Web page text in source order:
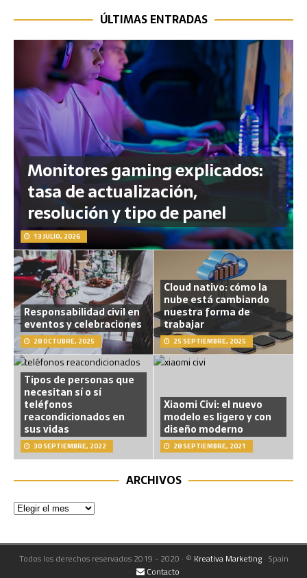
ÚLTIMAS ENTRADAS
Monitores gaming explicados:
tasa de actualización,
resolución y tipo de panel
13 JULIO, 2026
Responsabilidad civil en
eventos y celebraciones
28 OCTUBRE, 2025
Cloud nativo: cómo la
nube está cambiando
nuestra forma de
trabajar
25 SEPTIEMBRE, 2025
Tipos de personas que
necesitan sí o sí
teléfonos
reacondicionados en
sus vidas
30 SEPTIEMBRE, 2022
Xiaomi Civi: el nuevo
modelo es ligero y con
diseño moderno
28 SEPTIEMBRE, 2021
ARCHIVOS
Todos los derechos reservados 2019 - 2020 · © Kreativa Marketing· Spain
·
Contacto